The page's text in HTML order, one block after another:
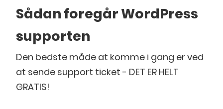
Sådan foregår WordPress
supporten
Den bedste måde at komme i gang er ved
at sende support ticket - DET ER HELT
GRATIS!